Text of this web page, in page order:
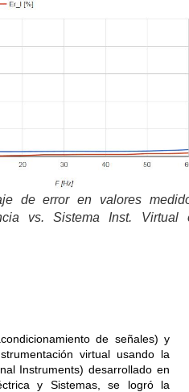
de error en valores
vs. Sistema Inst. Virtual
de señales) y
virtual usando la
Instruments) desarrollado en
y Sistemas, se logró la